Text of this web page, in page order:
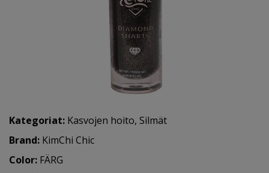
Kategoriat: Kasvojen hoito, Silmät
Brand: KimChi Chic
Color: FÄRG